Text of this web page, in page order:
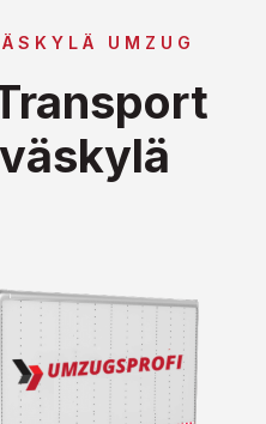
UMZUG